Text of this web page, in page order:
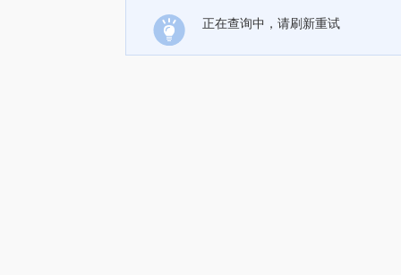
正在查询中，请刷新重试